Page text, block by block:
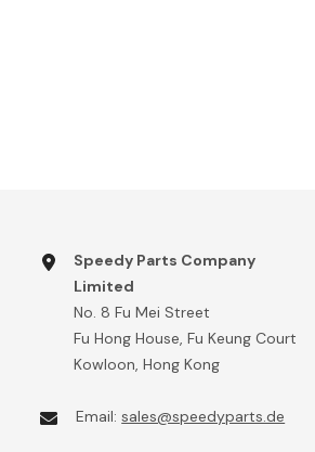
Speedy Parts Company
Limited
No. 8 Fu Mei Street
Fu Hong House, Fu Keung Court
Kowloon, Hong Kong
Email:sales@speedyparts.de